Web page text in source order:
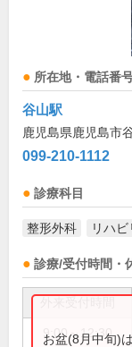
所在地・電話番
谷山駅
鹿児島県鹿児島市
099-210-1112
診療科目
整形外科 リハ
診療/受付時間・
9:00～12:30
お盆(8月中旬)